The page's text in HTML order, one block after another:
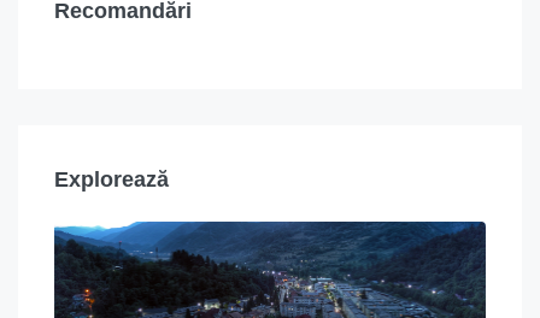
Recomandări
Explorează